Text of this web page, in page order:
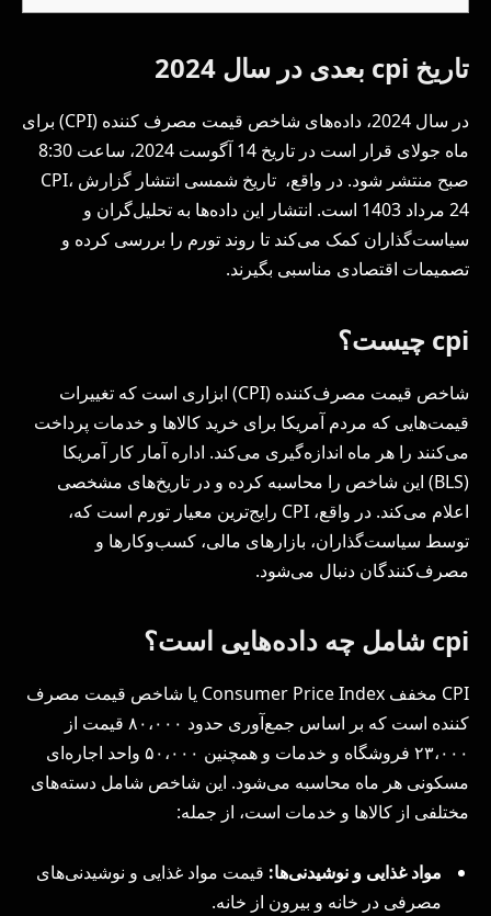
تاریخ cpi بعدی در سال 2024
در سال 2024، داده‌های شاخص قیمت مصرف کننده (CPI) برای
ماه جولای قرار است در تاریخ 14 آگوست 2024، ساعت 8:30
صبح منتشر شود. در واقع، تاریخ شمسی انتشار گزارش CPI،
24 مرداد 1403 است. انتشار این داده‌ها به تحلیل‌گران و
سیاست‌گذاران کمک می‌کند تا روند تورم را بررسی کرده و
تصمیمات اقتصادی مناسبی بگیرند.
cpi چیست؟
شاخص قیمت مصرف‌کننده (CPI) ابزاری است که تغییرات
قیمت‌هایی که مردم آمریکا برای خرید کالاها و خدمات پرداخت
می‌کنند را هر ماه اندازه‌گیری می‌کند. اداره آمار کار آمریکا
(BLS) این شاخص را محاسبه کرده و در تاریخ‌های مشخصی
اعلام می‌کند. در واقع، CPI رایج‌ترین معیار تورم است که،
توسط سیاست‌گذاران، بازارهای مالی، کسب‌وکارها و
مصرف‌کنندگان دنبال می‌شود.
cpi شامل چه داده‌هایی است؟
CPI مخفف Consumer Price Index یا شاخص قیمت مصرف
کننده است که بر اساس جمع‌آوری حدود ۸۰،۰۰۰ قیمت از
۲۳،۰۰۰ فروشگاه و خدمات و همچنین ۵۰،۰۰۰ واحد اجاره‌ای
مسکونی هر ماه محاسبه می‌شود. این شاخص شامل دسته‌های
مختلفی از کالاها و خدمات است، از جمله:
مواد غذایی و نوشیدنی‌ها: قیمت مواد غذایی و نوشیدنی‌های
مصرفی در خانه و بیرون از خانه.